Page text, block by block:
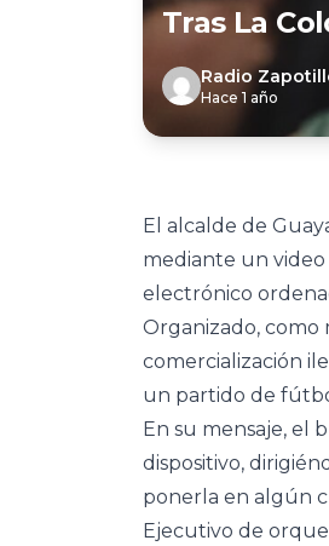
Tras La
Radio
Hace 1 año
El alcalde de
mediante un
electrónico
Organizado, como
comercialización
un partido de
En su mensaje, el
dispositivo,
ponerla en algún
Ejecutivo de